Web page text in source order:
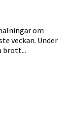
om
veckan. Under
brott...